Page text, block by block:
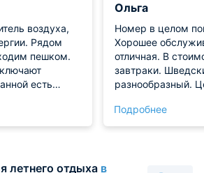
воздуха,
Рядом
пешком.
есть
Ольга
Номер в целом
Хорошее
отличная. В
завтраки.
разнообразный.
приемлемы.
дешевле, чем на
Подробнее
летнего отдыха в